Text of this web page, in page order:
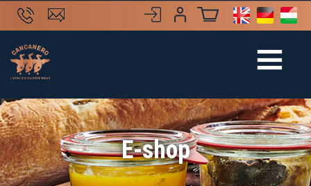
E-shop